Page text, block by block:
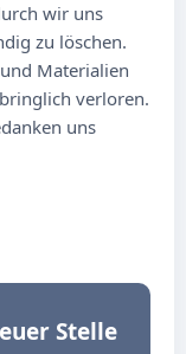
wir uns
zu löschen.
Materialien
verloren.
uns
Stelle